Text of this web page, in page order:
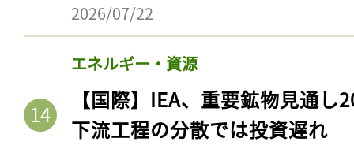
2026/07/22
エネルギー・資源
【国際】IEA、重要鉱物見通
下流工程の分散では投資遅れ